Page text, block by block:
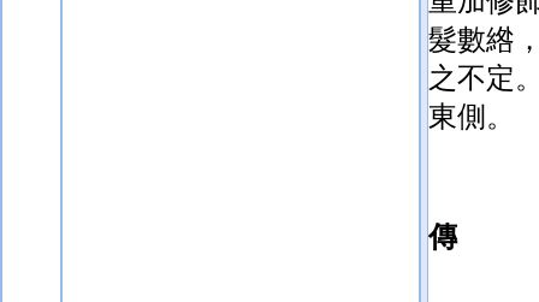
髮數綹
之不定
東側。
傳